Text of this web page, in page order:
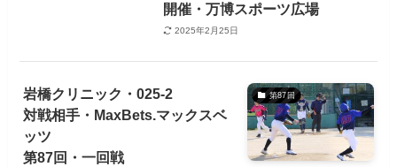
開催・万博スポーツ広場
2025年2月25日
第87回
岩橋クリニック・025-2
対戦相手・MaxBets.マックスベ
ッツ
第87回・一回戦